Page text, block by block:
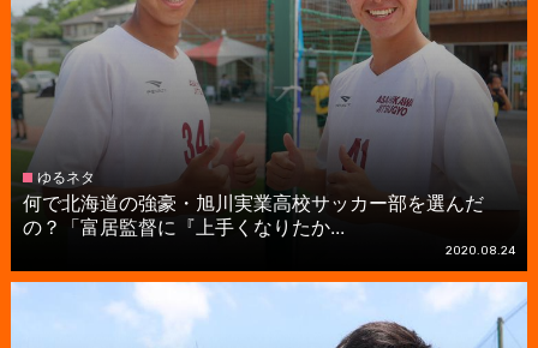
ゆるネタ
何で北海道の強豪・旭川実業高校サッカー部を選んだ
の？「富居監督に『上手くなりたか...
2020.08.24